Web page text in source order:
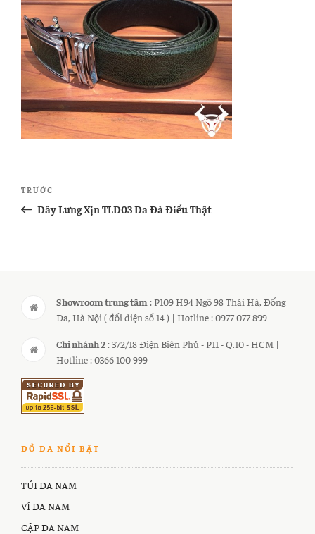
Điều
hướng
Bài
cũ
TRƯỚC
Dây Lưng Xịn TLD03 Da Đà Điểu Thật
Showroom trung tâm : P109 H94 Ngõ 98 Thái Hà, Đống
Đa, Hà Nội ( đối diện số 14 ) | Hotline : 0977 077 899
Chi nhánh 2 : 372/18 Điện Biên Phủ - P11 - Q.10 - HCM |
Hotline : 0366 100 999
ĐỒ DA NỔI BẬT
TÚI DA NAM
VÍ DA NAM
CẶP DA NAM